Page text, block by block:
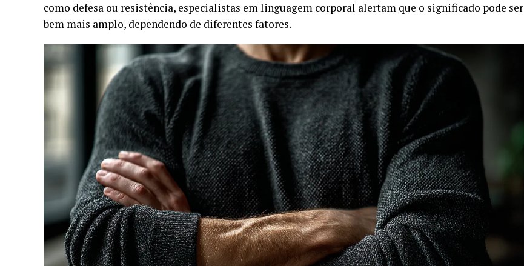
como defesa ou resistência, especialistas em linguagem corporal alertam que o significado pode ser
bem mais amplo, dependendo de diferentes fatores.